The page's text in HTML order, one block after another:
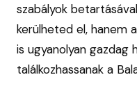
szabályok
kerülheted el, hanem
is ugyanolyan gazdag
találkozhassanak a